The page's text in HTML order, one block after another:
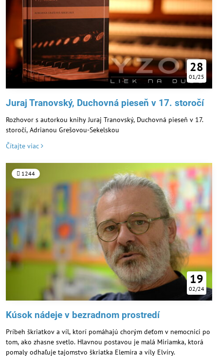
28
01/25
Juraj Tranovský, Duchovná pieseň v 17. storočí
Rozhovor s autorkou knihy Juraj Tranovský, Duchovná pieseň v 17.
storočí, Adrianou Grešovou-Sekelskou
Čítajte viac
1244
19
02/24
Kúsok nádeje v bezradnom prostredí
Príbeh škriatkov a víl, ktorí pomáhajú chorým deťom v nemocnici po
tom, ako zhasne svetlo. Hlavnou postavou je malá Miriamka, ktorá
pomaly odhaľuje tajomstvo škriatka Elemíra a víly Elvíry.